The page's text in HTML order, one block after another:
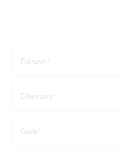
Fornavn
Efternavn
Gade